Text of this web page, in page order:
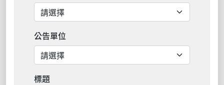
公告單位
標題